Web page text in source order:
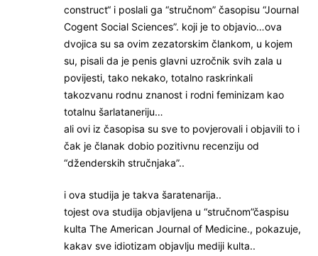
construct“ i poslali ga “stručnom” časopisu “Journal
Cogent Social Sciences”. koji je to objavio…ova
dvojica su sa ovim zezatorskim člankom, u kojem
su, pisali da je penis glavni uzročnik svih zala u
povijesti, tako nekako, totalno raskrinkali
takozvanu rodnu znanost i rodni feminizam kao
totalnu šarlataneriju…
ali ovi iz časopisa su sve to povjerovali i objavili to i
čak je članak dobio pozitivnu recenziju od
“dženderskih stručnjaka”..
i ova studija je takva šaratenarija..
tojest ova studija objavljena u “stručnom”časpisu
kulta The American Journal of Medicine., pokazuje,
kakav sve idiotizam objavlju mediji kulta..